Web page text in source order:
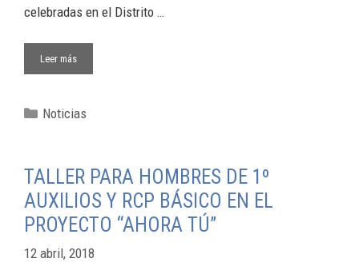
celebradas en el Distrito …
Leer más
Noticias
TALLER PARA HOMBRES DE 1º
AUXILIOS Y RCP BÁSICO EN EL
PROYECTO “AHORA TÚ”
12 abril, 2018